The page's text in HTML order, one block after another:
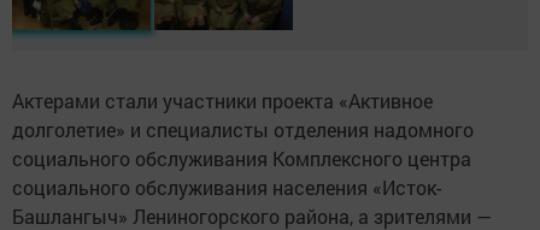
Актерами стали участники проекта «Активное
долголетие» и специалисты отделения надомного
социального обслуживания Комплексного центра
социального обслуживания населения «Исток-
Башлангыч» Лениногорского района, а зрителями —